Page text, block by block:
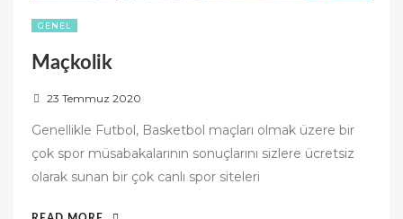
GENEL
Maçkolik
t
e
23 Temmuz 2020
Genellikle Futbol, Basketbol maçları olmak üzere bir
çok spor müsabakalarının sonuçlarını sizlere ücretsiz
olarak sunan bir çok canlı spor siteleri